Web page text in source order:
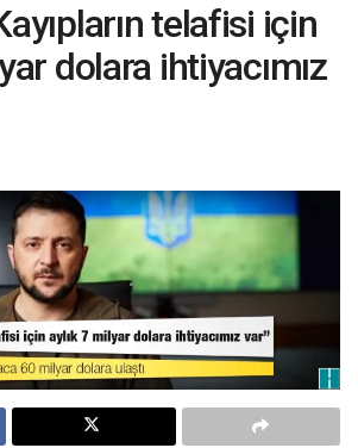
telafisi için
dolara ihtiyacımız